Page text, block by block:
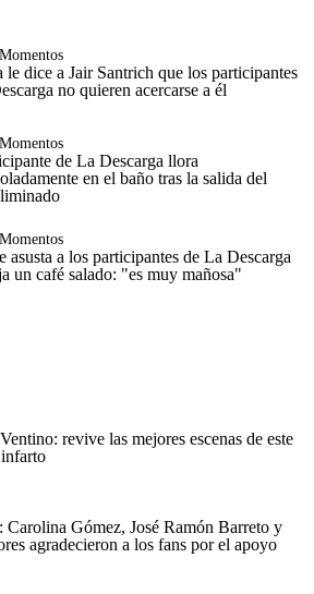
le dice a Jair Santrich que los participantes
no quieren acercarse a él
de La Descarga llora
en el baño tras la salida del
asusta a los participantes de La Descarga
un café salado: "es muy mañosa"
revive las mejores escenas de este
Carolina Gómez, José Ramón Barreto y
agradecieron a los fans por el apoyo